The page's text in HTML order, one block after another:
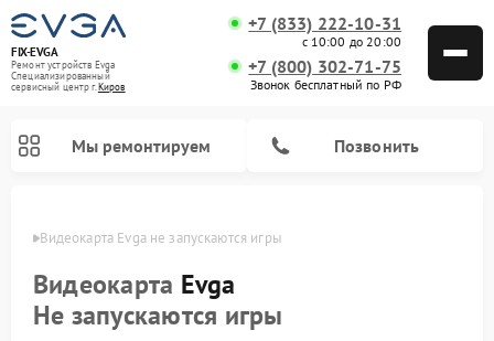
FIX-EVGA
Ремонт устройств Evga
Специализированный
cервисный центр г.Киров
+7 (833) 222-10-31
с 10:00 до 20:00
+7 (800) 302-71-75
Звонок бесплатный по РФ
Мы ремонтируем Позвонить
Видеокарта Evga не запускаются игры
Видеокарта Evga
Не запускаются игры